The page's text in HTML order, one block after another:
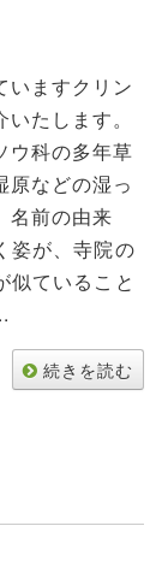
いますクリン
たします。
ウ科の多年草
原などの湿っ
名前の由来
姿が、寺院の
似ていること
続きを読む